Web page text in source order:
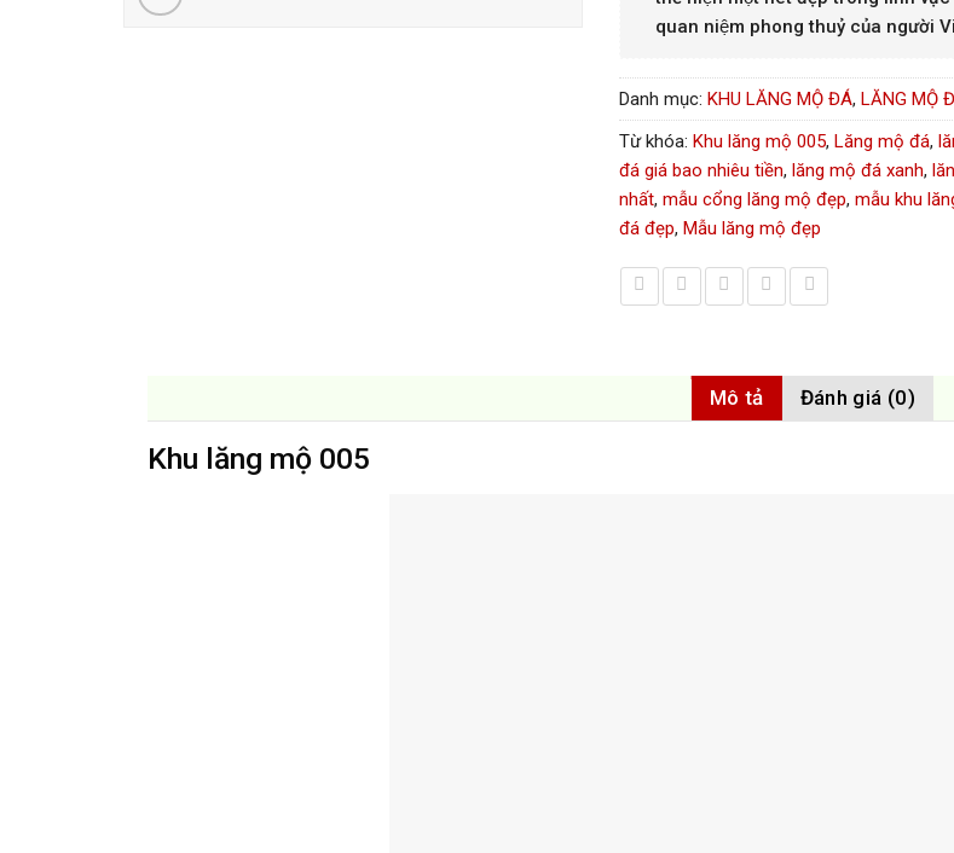
quan niệm phong thuỷ của người
Danh mục: KHU LĂNG MỘ ĐÁ, LĂNG MỘ
Từ khóa: Khu lăng mộ 005, Lăng mộ đá,
đá giá bao nhiêu tiền, lăng mộ đá xanh,
nhất, mẫu cổng lăng mộ đẹp, mẫu khu
đá đẹp, Mẫu lăng mộ đẹp
Mô tả Đánh giá (0)
Khu lăng mộ 005